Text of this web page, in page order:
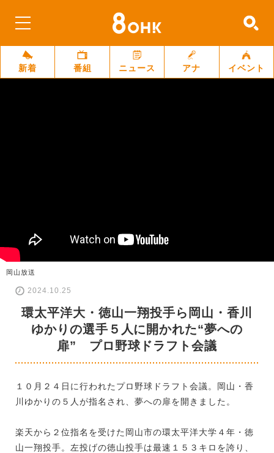
新着 番組 ニュース アナ イベント
岡山放送
2024.10.25
環太平洋大・徳山一翔投手ら岡山・香川
ゆかりの選手５人に開かれた“夢への
扉” プロ野球ドラフト会議
１０月２４日に行われたプロ野球ドラフト会議。岡山・香
川ゆかりの５人が指名され、夢への扉を開きました。
楽天から２位指名を受けた岡山市の環太平洋大学４年・徳
山一翔投手。左投げの徳山投手は最速１５３キロを誇り、